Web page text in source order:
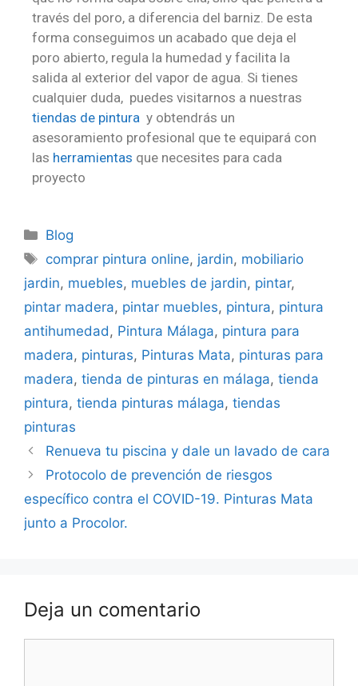
través del poro, a diferencia del barniz. De esta
forma conseguimos un acabado que deja el
poro abierto, regula la humedad y facilita la
salida al exterior del vapor de agua. Si tienes
cualquier duda, puedes visitarnos a nuestras
tiendas de pintura y obtendrás un
asesoramiento profesional que te equipará con
las herramientas que necesites para cada
proyecto
Blog
comprar pintura online, jardin, mobiliario
jardin, muebles, muebles de jardin, pintar,
pintar madera, pintar muebles, pintura, pintura
antihumedad , Pintura Málaga, pintura para
madera, pinturas, Pinturas Mata, pinturas para
madera, tienda de pinturas en málaga, tienda
pintura, tienda pinturas málaga, tiendas
pinturas
Renueva tu piscina y dale un lavado de cara
Protocolo de prevención de riesgos
específico contra el COVID-19. Pinturas Mata
junto a Procolor.
Deja un comentario